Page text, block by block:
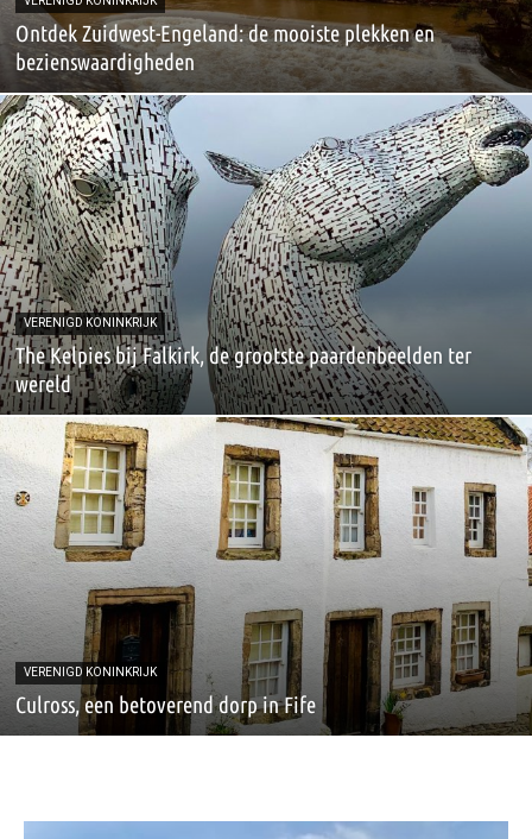
Ontdek Zuidwest-Engeland: de mooiste plekken en
bezienswaardigheden
VERENIGD KONINKRIJK
The Kelpies bij Falkirk, de grootste paardenbeelden ter
wereld
VERENIGD KONINKRIJK
Culross, een betoverend dorp in Fife